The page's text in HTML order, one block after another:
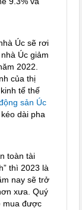
Úc sẽ rơi
Úc giảm
2022.
của thị
tế thế
sản Úc
dài pha
toàn tài
thì 2023 là
nay sẽ trở
xưa. Quý
mua được